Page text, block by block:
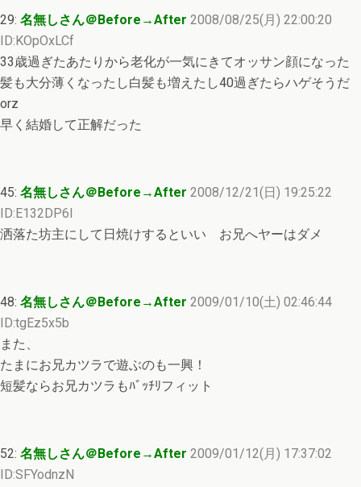
29: 名無しさん＠Before→After 2008/08/25(月) 22:00:20
ID:KOpOxLCf
33歳過ぎたあたりから老化が一気にきてオッサン顔になった
髪も大分薄くなったし白髪も増えたし40過ぎたらハゲそうだ
orz
早く結婚して正解だった
45: 名無しさん＠Before→After 2008/12/21(日) 19:25:22
ID:E132DP6l
洒落た坊主にして日焼けするといい お兄へヤーはダメ
48: 名無しさん＠Before→After 2009/01/10(土) 02:46:44
ID:tgEz5x5b
また、
たまにお兄カツラで遊ぶのも一興！
短髪ならお兄カツラもﾊﾞｯﾁﾘフィット
52: 名無しさん＠Before→After 2009/01/12(月) 17:37:02
ID:SFYodnzN